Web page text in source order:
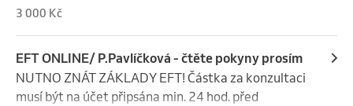
V daný den a hodinu  volejte na skype eftsindy
3 000 Kč
EFT ONLINE/ P.Pavlíčková - čtěte pokyny prosím
NUTNO ZNÁT ZÁKLADY EFT! Částka za konzultaci
musí být na účet připsána min. 24 hod. před